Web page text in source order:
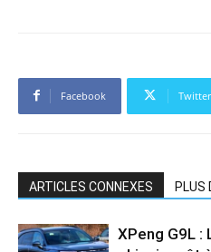
Facebook Twitter
ARTICLES CONNEXES PLUS
XPeng G9L :